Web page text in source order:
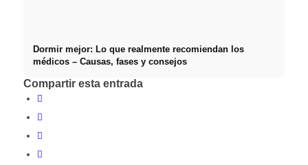
Dormir mejor: Lo que realmente recomiendan los
médicos – Causas, fases y consejos
Compartir esta entrada